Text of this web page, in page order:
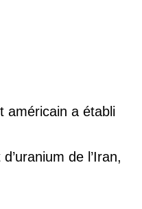
américain a établi
de l’Iran,